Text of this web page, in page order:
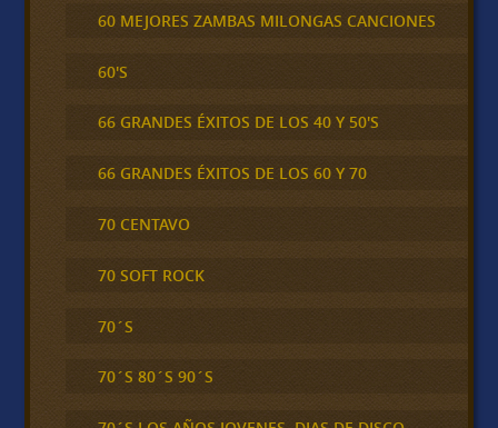
60 MEJORES ZAMBAS MILONGAS CANCIONES
60'S
66 GRANDES ÉXITOS DE LOS 40 Y 50'S
66 GRANDES ÉXITOS DE LOS 60 Y 70
70 CENTAVO
70 SOFT ROCK
70´S
70´S 80´S 90´S